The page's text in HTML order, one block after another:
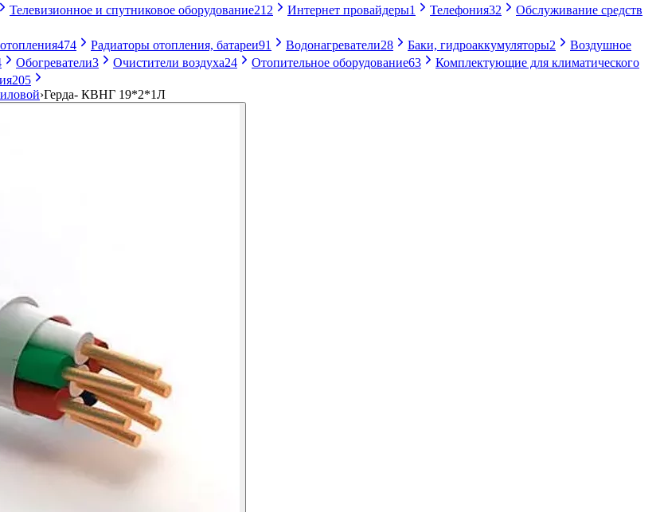
Телевизионное и спутниковое оборудование212 Интернет провайдеры1 Телефония32
Обслуживание средств
474 Радиаторы отопления, батареи91 Водонагреватели28 Баки, гидроаккумуляторы2
Воздушное
Обогреватели3 Очистители воздуха24 Отопительное оборудование63
Комплектующие для климатического
205
›Герда- КВНГ 19*2*1Л